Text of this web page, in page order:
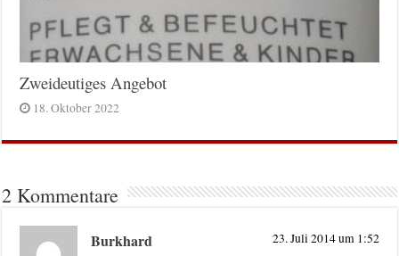
Zweideutiges Angebot
18. Oktober 2022
2 Kommentare
Burkhard 23. Juli 2014 um 1:52